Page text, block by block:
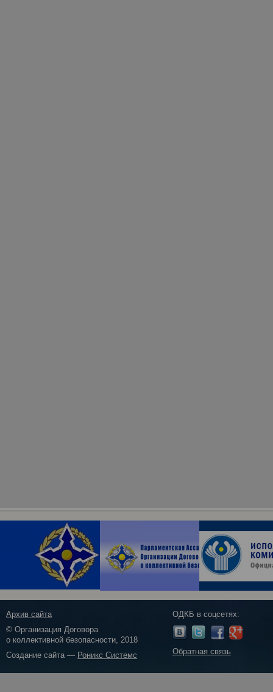
Архив сайта
© Организация Договора
о коллективной безопасности, 2018
Создание сайта — Роникс Системс
ОДКБ в соцсетях:
Обратная связь